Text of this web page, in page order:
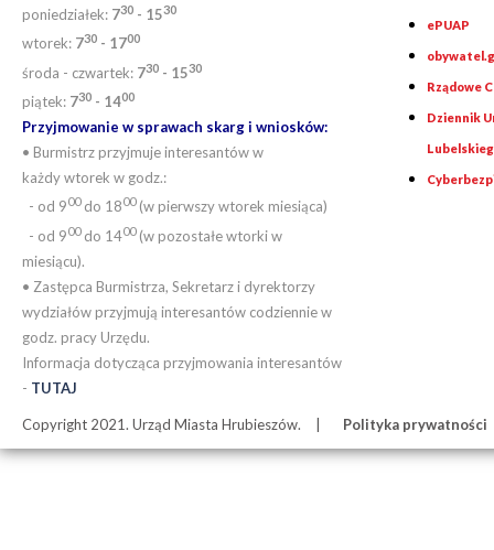
poniedziałek: 730 - 1530
wtorek: 730 - 1700
środa - czwartek: 730 - 1530
piątek: 730 - 1400
Przyjmowanie w sprawach skarg i wniosków:
• Burmistrz przyjmuje interesantów w
każdy wtorek w godz.:
- od 900do 1800(w pierwszy wtorek miesiąca)
- od 900do 1400(w pozostałe wtorki w
miesiącu).
• Zastępca Burmistrza, Sekretarz i dyrektorzy
wydziałów przyjmują interesantów codziennie w
godz. pracy Urzędu.
Informacja dotycząca przyjmowania interesantów
- TUTAJ
ePUAP
Rządowe
Dziennik
Copyright 2021. Urząd Miasta Hrubieszów. Polityka prywatności